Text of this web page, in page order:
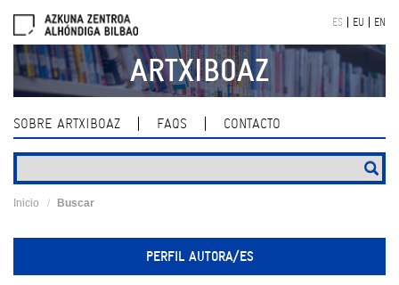
navigation
ES EU EN
ARTXIBOAZ
SOBRE ARTXIBOAZ FAQS CONTACTO
Inicio Buscar
PERFIL AUTORA/ES